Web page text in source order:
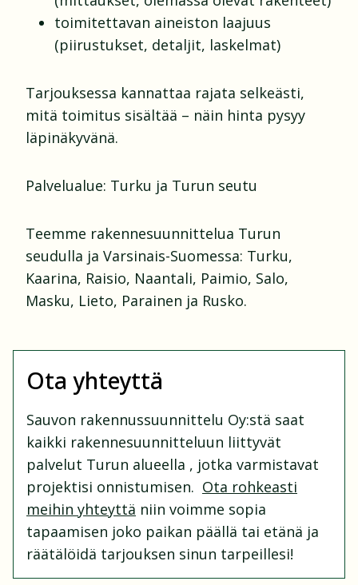
toimitettavan aineiston laajuus
(piirustukset, detaljit, laskelmat)
Tarjouksessa kannattaa rajata selkeästi,
mitä toimitus sisältää – näin hinta pysyy
läpinäkyvänä.
Palvelualue: Turku ja Turun seutu
Teemme rakennesuunnittelua Turun
seudulla ja Varsinais-Suomessa: Turku,
Kaarina, Raisio, Naantali, Paimio, Salo,
Masku, Lieto, Parainen ja Rusko.
Ota yhteyttä
Sauvon rakennussuunnittelu Oy:stä saat
kaikki rakennesuunnitteluun liittyvät
palvelut Turun alueella , jotka varmistavat
projektisi onnistumisen. Ota rohkeasti
meihin yhteyttä niin voimme sopia
tapaamisen joko paikan päällä tai etänä ja
räätälöidä tarjouksen sinun tarpeillesi!